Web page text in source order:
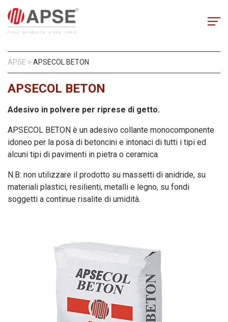
APSE > APSECOL BETON
APSECOL BETON
Adesivo in polvere per riprese di getto.
APSECOL BETON è un adesivo collante monocomponente
idoneo per la posa di betoncini e intonaci di tutti i tipi ed
alcuni tipi di pavimenti in pietra o ceramica.
N.B: non utilizzare il prodotto su massetti di anidride, su
materiali plastici, resilienti, metalli e legno, su fondi
soggetti a continue risalite di umidità.